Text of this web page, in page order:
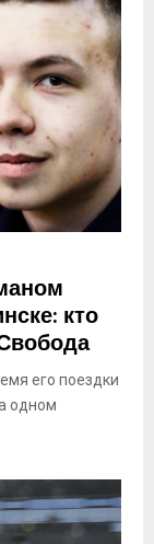
кто
его поездки
одном